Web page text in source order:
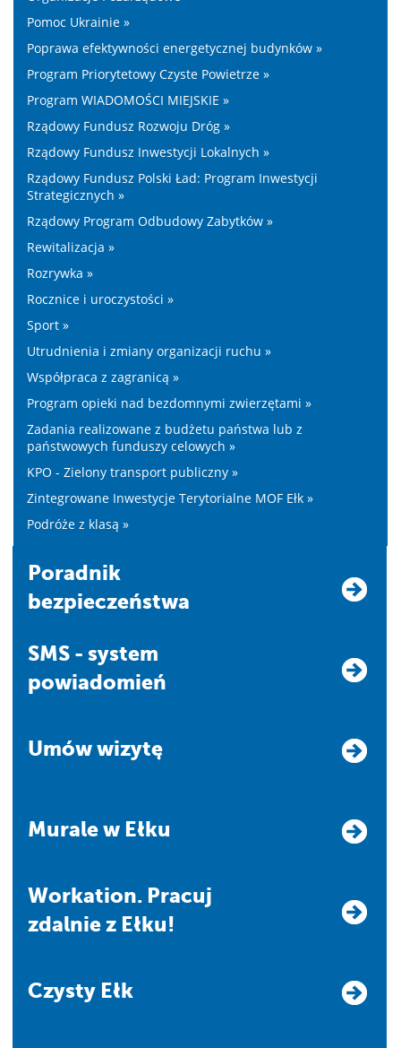
Pomoc Ukrainie »
Poprawa efektywności energetycznej budynków »
Program Priorytetowy Czyste Powietrze »
Program WIADOMOŚCI MIEJSKIE »
Rządowy Fundusz Rozwoju Dróg »
Rządowy Fundusz Inwestycji Lokalnych »
Rządowy Fundusz Polski Ład: Program Inwestycji
Strategicznych »
Rządowy Program Odbudowy Zabytków »
Rewitalizacja »
Rozrywka »
Rocznice i uroczystości »
Sport »
Utrudnienia i zmiany organizacji ruchu »
Współpraca z zagranicą »
Program opieki nad bezdomnymi zwierzętami »
Zadania realizowane z budżetu państwa lub z
państwowych funduszy celowych »
KPO - Zielony transport publiczny »
Zintegrowane Inwestycje Terytorialne MOF Ełk »
Podróże z klasą »
Poradnik
bezpieczeństwa
SMS - system
powiadomień
Umów wizytę
Murale w Ełku
Workation. Pracuj
zdalnie z Ełku!
Czysty Ełk